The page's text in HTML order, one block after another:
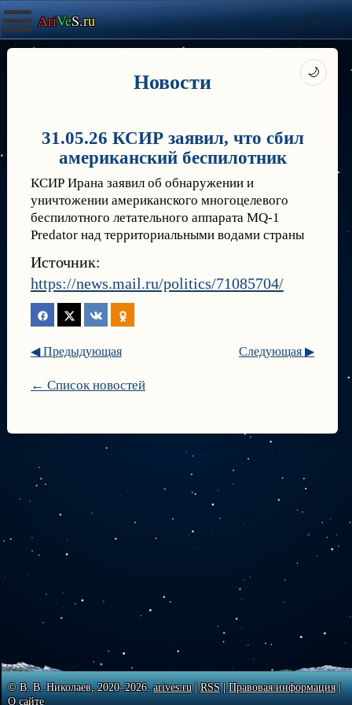
AriVeS.ru
Новости
31.05.26 КСИР заявил, что сбил
американский беспилотник
КСИР Ирана заявил об обнаружении и
уничтожении американского многоцелевого
беспилотного летательного аппарата MQ-1
Predator над территориальными водами страны
Источник:
https://news.mail.ru/politics/71085704/
Следующая ▶
◀ Предыдующая
← Список новостей
🌙
© В. В. Николаев, 2020–2026.arives.ru|RSS|Правовая информация|
О сайте